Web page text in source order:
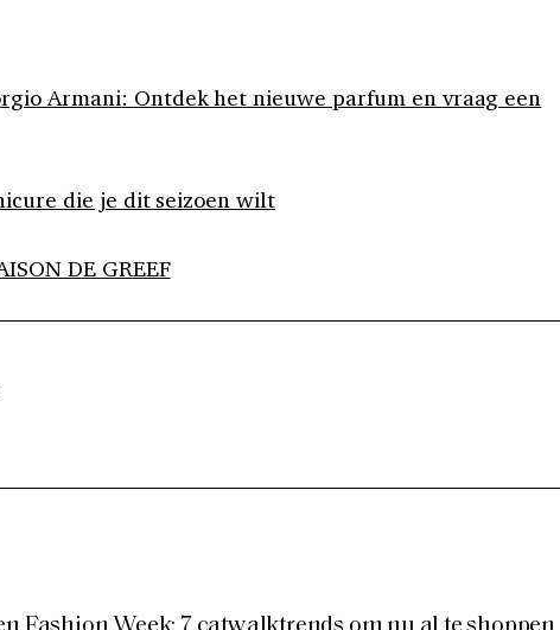
Armani: Ontdek het nieuwe parfum en vraag een
die je dit seizoen wilt
DE GREEF